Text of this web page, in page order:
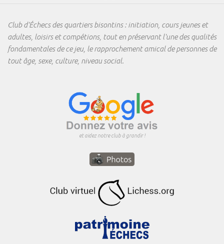
Club d'Échecs des quartiers bisontins : initiation, cours jeunes et
adultes, loisirs et compétions, tout en préservant l'une des qualités
fondamentales de ce jeu, le rapprochement amical de personnes de
tout âge, sexe, culture, niveau social.
et aidez notre club à grandir !